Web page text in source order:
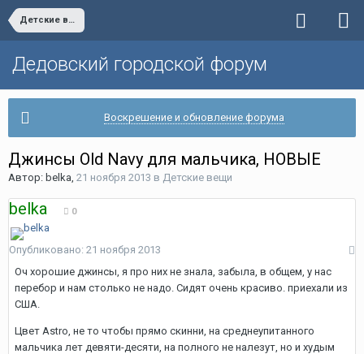
Детские вещи
Дедовский городской форум
Воскрешение и обновление форума
Джинсы Old Navy для мальчика, НОВЫЕ
Автор: belka, 21 ноября 2013 в Детские вещи
belka 0
Опубликовано: 21 ноября 2013
Оч хорошие джинсы, я про них не знала, забыла, в общем, у нас
перебор и нам столько не надо. Сидят очень красиво. приехали из
США.
Цвет Astro, не то чтобы прямо скинни, на среднеупитанного
мальчика лет девяти-десяти, на полного не налезут, но и худым